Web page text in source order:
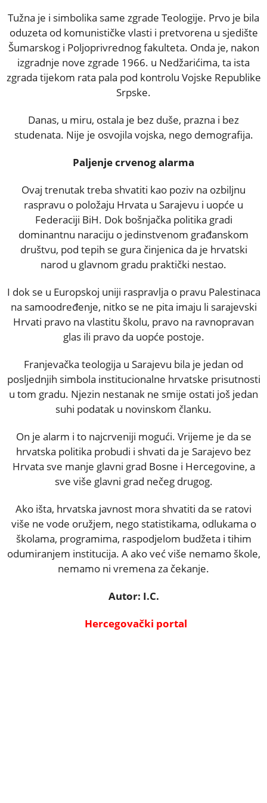
Tužna je i simbolika same zgrade Teologije. Prvo je bila
oduzeta od komunističke vlasti i pretvorena u sjedište
Šumarskog i Poljoprivrednog fakulteta. Onda je, nakon
izgradnje nove zgrade 1966. u Nedžarićima, ta ista
zgrada tijekom rata pala pod kontrolu Vojske Republike
Srpske.
Danas, u miru, ostala je bez duše, prazna i bez
studenata. Nije je osvojila vojska, nego demografija.
Paljenje crvenog alarma
Ovaj trenutak treba shvatiti kao poziv na ozbiljnu
raspravu o položaju Hrvata u Sarajevu i uopće u
Federaciji BiH. Dok bošnjačka politika gradi
dominantnu naraciju o jedinstvenom građanskom
društvu, pod tepih se gura činjenica da je hrvatski
narod u glavnom gradu praktički nestao.
I dok se u Europskoj uniji raspravlja o pravu Palestinaca
na samoodređenje, nitko se ne pita imaju li sarajevski
Hrvati pravo na vlastitu školu, pravo na ravnopravan
glas ili pravo da uopće postoje.
Franjevačka teologija u Sarajevu bila je jedan od
posljednjih simbola institucionalne hrvatske prisutnosti
u tom gradu. Njezin nestanak ne smije ostati još jedan
suhi podatak u novinskom članku.
On je alarm i to najcrveniji mogući. Vrijeme je da se
hrvatska politika probudi i shvati da je Sarajevo bez
Hrvata sve manje glavni grad Bosne i Hercegovine, a
sve više glavni grad nečeg drugog.
Ako išta, hrvatska javnost mora shvatiti da se ratovi
više ne vode oružjem, nego statistikama, odlukama o
školama, programima, raspodjelom budžeta i tihim
odumiranjem institucija. A ako već više nemamo škole,
nemamo ni vremena za čekanje.
Autor: I.C.
Hercegovački portal